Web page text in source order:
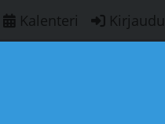
Kalenteri Kirjaudu